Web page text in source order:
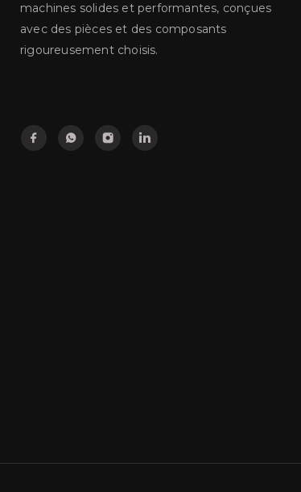
machines solides et performantes, conçues
avec des pièces et des composants
rigoureusement choisis.